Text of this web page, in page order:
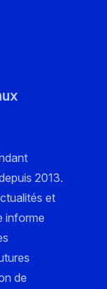
2013.
et
informe
de